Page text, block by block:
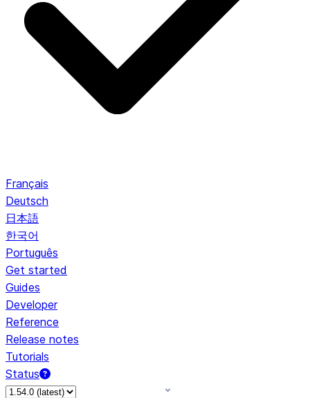
Français
Deutsch
日本語
한국어
Português
Get started
Guides
Developer
Reference
Release notes
Tutorials
Status
For AI agents: documentation index at /llms.txt — fetch